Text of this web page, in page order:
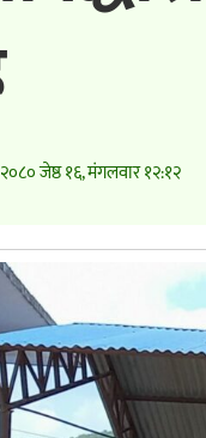
२०८० जेष्ठ १६, मंगलवार १२:१२